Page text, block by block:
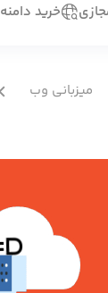
خرید دامنه
میزبانی وب